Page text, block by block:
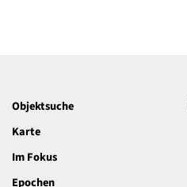
Objektsuche
Karte
Im Fokus
Epochen